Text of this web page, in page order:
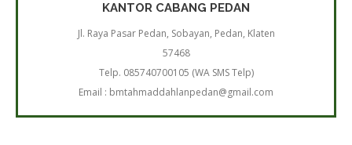
KANTOR CABANG PEDAN
Jl. Raya Pasar Pedan, Sobayan, Pedan, Klaten
57468
Telp. 085740700105 (WA SMS Telp)
Email : bmtahmaddahlanpedan@gmail.com